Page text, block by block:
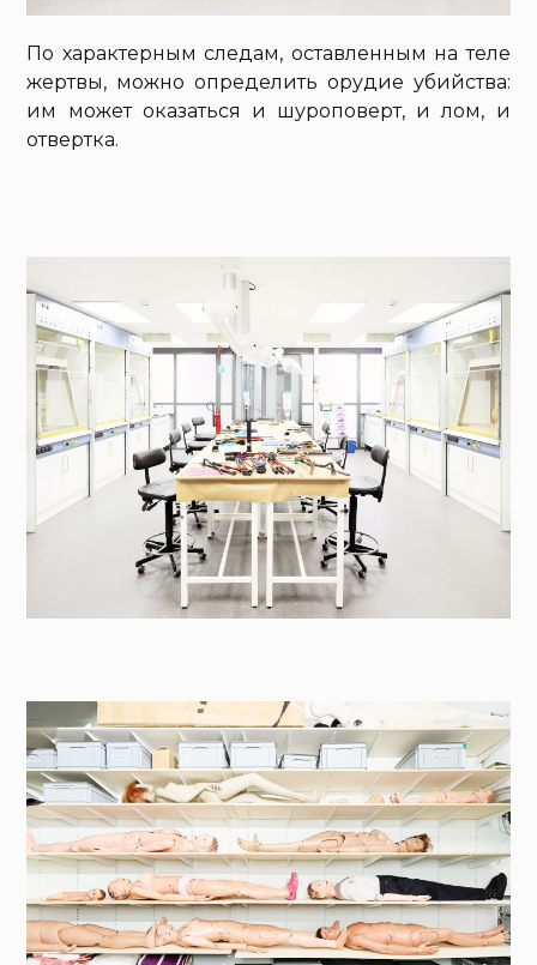
По характерным следам, оставленным на теле
жертвы, можно определить орудие убийства:
им может оказаться и шуроповерт, и лом, и
отвертка.